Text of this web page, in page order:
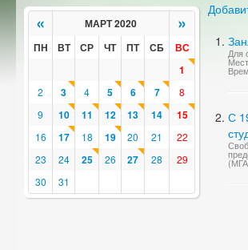
« МАРТ 2020 »
ПН ВТ СР ЧТ ПТ СБ
ВС
1
2 3 4 5 6 7
8
9
10 11 12 13 14 15
16 17 18 19 20 21
22
23
24 25 26 27 28
29
30
31
Для
С